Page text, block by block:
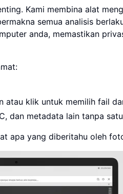
Kami membina alat
semua analisis
anda, memastikan
atau klik untuk memilih fail
dan metadata lain tanpa
apa yang diberitahu oleh